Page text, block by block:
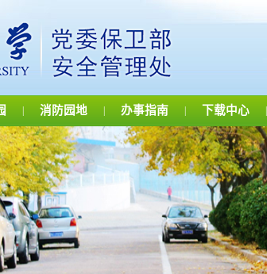
消防园地 办事指南 下载中心